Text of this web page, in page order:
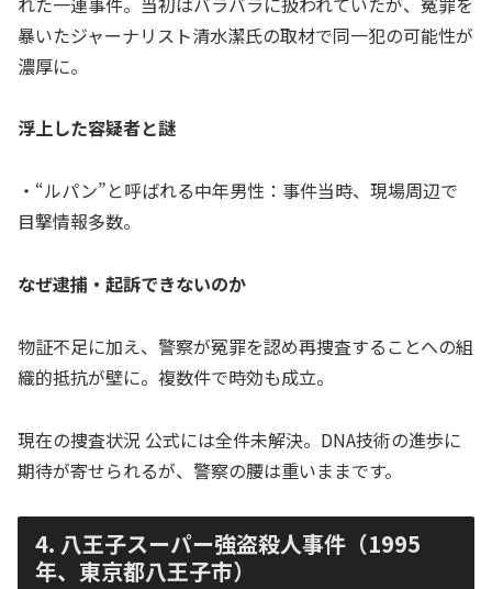
暴いたジャーナリスト清水潔氏の取材で同一犯の可能性が
濃厚に。
浮上した容疑者と謎
・“ルパン”と呼ばれる中年男性：事件当時、現場周辺で
目撃情報多数。
なぜ逮捕・起訴できないのか
物証不足に加え、警察が冤罪を認め再捜査することへの組
織的抵抗が壁に。複数件で時効も成立。
現在の捜査状況 公式には全件未解決。DNA技術の進歩に
期待が寄せられるが、警察の腰は重いままです。
4. 八王子スーパー強盗殺人事件（1995
年、東京都八王子市）